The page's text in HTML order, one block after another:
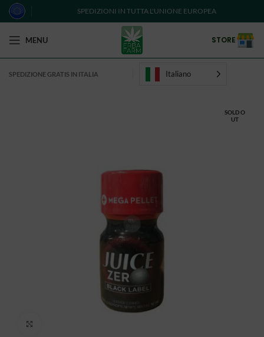
SPEDIZIONI IN TUTTA L'UNIONE EUROPEA
MENU STORE
SPEDIZIONE GRATIS IN ITALIA Italiano
SOLD O
UT